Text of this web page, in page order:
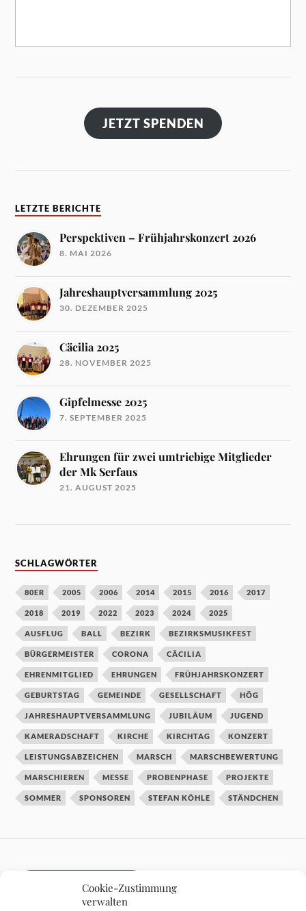
Cookie-Zustimmung
verwalten
JETZT SPENDEN
LETZTE BERICHTE
Perspektiven – Frühjahrskonzert 2026
8. MAI 2026
Jahreshauptversammlung 2025
30. DEZEMBER 2025
Cäcilia 2025
28. NOVEMBER 2025
Gipfelmesse 2025
7. SEPTEMBER 2025
Ehrungen für zwei umtriebige Mitglieder
der Mk Serfaus
21. AUGUST 2025
SCHLAGWÖRTER
80ER 2005 2006 2014 2015 2016 2017
2018 2019 2022 2023 2024 2025
AUSFLUG BALL BEZIRK BEZIRKSMUSIKFEST
BÜRGERMEISTER CORONA CÄCILIA
EHRENMITGLIED EHRUNGEN FRÜHJAHRSKONZERT
GEBURTSTAG GEMEINDE GESELLSCHAFT HÖG
JAHRESHAUPTVERSAMMLUNG JUBILÄUM JUGEND
KAMERADSCHAFT KIRCHE KIRCHTAG KONZERT
LEISTUNGSABZEICHEN MARSCH MARSCHBEWERTUNG
MARSCHIEREN MESSE PROBENPHASE PROJEKTE
SOMMER SPONSOREN STEFAN KÖHLE STÄNDCHEN
DATENSCHUTZ